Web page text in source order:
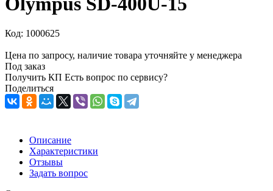
Код: 1000625
Цена по запросу, наличие товара уточняйте у менеджера
Под заказ
Получить КП Есть вопрос по сервису?
Поделиться
Описание
Характеристики
Отзывы
Задать вопрос